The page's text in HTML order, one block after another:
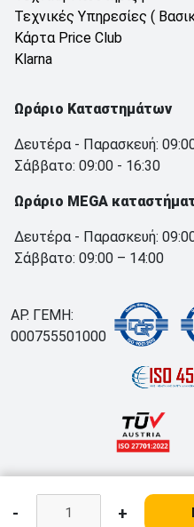
- +
Τεχνικές Υπηρεσίες (
Κάρτα Price Club
Klarna
Ωράριο Καταστημάτων
Δευτέρα - Παρασκευή:
Σάββατο: 09:00 - 16:30
Ωράριο MEGA
Δευτέρα - Παρασκευή:
Σάββατο: 09:00 – 14:00
ΑΡ. ΓΕΜΗ:
000755501000